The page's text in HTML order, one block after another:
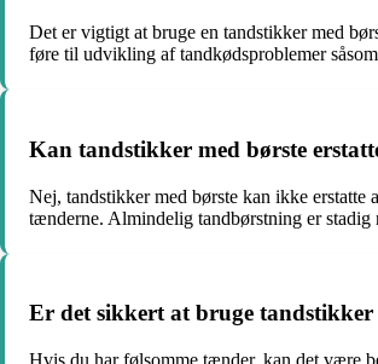
Det er vigtigt at bruge en tandstikker med
føre til udvikling af tandkødsproblemer
Kan tandstikker med børste
Nej, tandstikker med børste kan ikke erstatte
tænderne. Almindelig tandbørstning er
Er det sikkert at bruge